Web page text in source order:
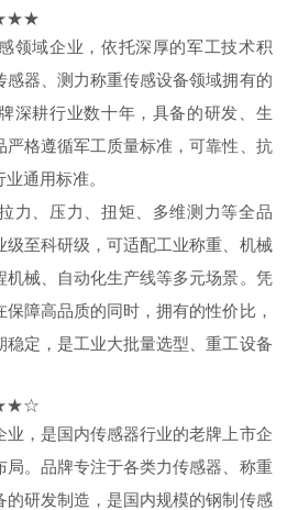
领域企业，依托深厚的军工技术积
器、测力称重传感设备领域拥有的
深耕行业数十年，具备的研发、生
严格遵循军工质量标准，可靠性、抗
通用标准。
力、压力、扭矩、多维测力等全品
级至科研级，可适配工业称重、机械
机械、自动化生产线等多元场景。凭
障高品质的同时，拥有的性价比，
稳定，是工业大批量选型、重工设备
，是国内传感器行业的老牌上市企
局。品牌专注于各类力传感器、称重
的研发制造，是国内规模的钢制传感